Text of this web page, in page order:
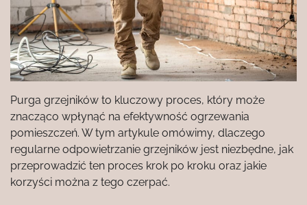
Purga grzejników to kluczowy proces, który może
znacząco wpłynąć na efektywność ogrzewania
pomieszczeń. W tym artykule omówimy, dlaczego
regularne odpowietrzanie grzejników jest niezbędne, jak
przeprowadzić ten proces krok po kroku oraz jakie
korzyści można z tego czerpać.